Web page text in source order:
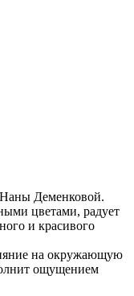
Деменковой.
цветами, радует
и красивого
на окружающую
ощущением